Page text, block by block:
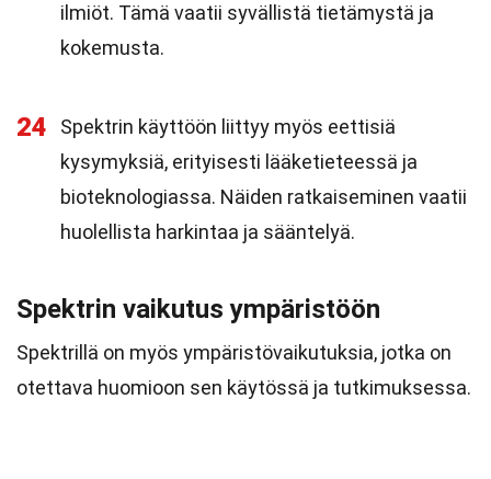
ilmiöt. Tämä vaatii syvällistä tietämystä ja
kokemusta.
24
Spektrin käyttöön liittyy myös eettisiä
kysymyksiä, erityisesti lääketieteessä ja
bioteknologiassa. Näiden ratkaiseminen vaatii
huolellista harkintaa ja sääntelyä.
Spektrin vaikutus ympäristöön
Spektrillä on myös ympäristövaikutuksia, jotka on
otettava huomioon sen käytössä ja tutkimuksessa.